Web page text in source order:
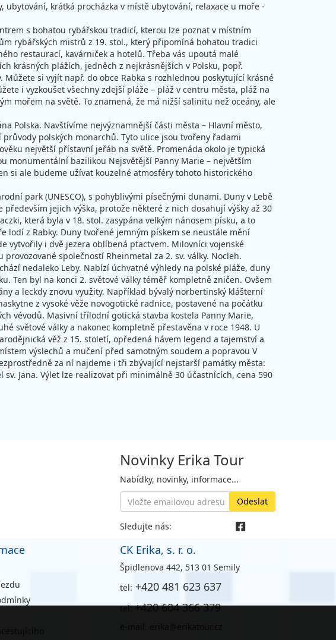
krátká procházka v místě ubytování, relaxace u moře -
s bohatou rybářskou tradicí, kterou lze poznat v místním
rybářských mistrů z 19. stol., který připomíná bohatou tradici
restaurací, kavárniček a hotelů. Třeba vás upoutá malé
krásných plážích, jedněch z nejkrásnějších v Polsku, popř.
si vyjít např. do obce Rabka s rozhlednou poskytující krásné
i vyzkoušet všechny zdejší pláže – pláž v centru města, pláž na
mořem na světě. To znamená, že má nižší salinitu než oceány, ale
Polska. Navštívíme nejvýznamnější části města – Hlavní město,
polských monarchů. Tyto ulice jsou tvořeny řadami
největší přístavní jeřáb na světě. Promenáda okolo je typická
monumentální bazilikou Nejsvětější Panny Marie – největším
si ale budeme užívat kouzelné atmosféry tohoto historického
park (UNESCO), s pohyblivými písečnými dunami. Duny v Lebě
jejich výška, protože některé z nich dosahují výšky až 30
která byla v 18. stol. zasypána velkým nánosem písku, a to
lodí z Rabky. Duny tvořené jemným pískem se neustále mění
vytvořily i dvě jezera oblíbená ptactvem. Milovníci vojenské
společností Rheinmetal za 2. sv. války. Nocleh.
nedaleko Leby. Nabízí úchvatné výhledy na polské pláže, duny
Ten byl na konci 2. světové války téměř kompletně zničen. Ovšem
a leckdy znovu využity. Například bývalý norbertinský klášterní
z vysoké věže novogotické radnice, postavené na počátku
vévodů. Masivní třílodní gotická stavba kostela Panny Marie,
světové války a nakonec kompletně přestavěna v roce 1948. U
věž z 15. století, opředená hávem legend a tajemství a
výslechů a mučení před samotným soudem a popravou V
za ní najdeme i tři zbývající nejstarší památky města:
Jana. Výlet lze realizovat při minimálně 30 účastnících, cena 590
Novinky Erika Tour
Nabídky, novinky, informace...
Sledujte nás:
CK Erika, s. r. o.
Špidlenova 442, 513 01 Semily
tel: +420 481 623 637
tel:+420 604 366 379